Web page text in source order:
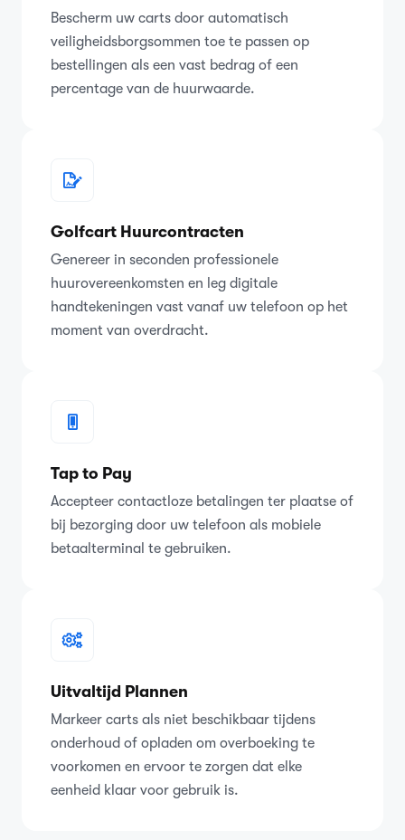
Bescherm uw carts door automatisch
veiligheidsborgsommen toe te passen op
bestellingen als een vast bedrag of een
percentage van de huurwaarde.
Golfcart Huurcontracten
Genereer in seconden professionele
huurovereenkomsten en leg digitale
handtekeningen vast vanaf uw telefoon op het
moment van overdracht.
Tap to Pay
Accepteer contactloze betalingen ter plaatse of
bij bezorging door uw telefoon als mobiele
betaalterminal te gebruiken.
Uitvaltijd Plannen
Markeer carts als niet beschikbaar tijdens
onderhoud of opladen om overboeking te
voorkomen en ervoor te zorgen dat elke
eenheid klaar voor gebruik is.